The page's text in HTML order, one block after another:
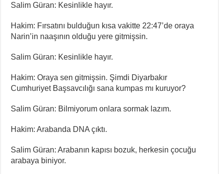
Salim Güran: Kesinlikle hayır.
Hakim: Fırsatını bulduğun kısa vakitte 22:47’de oraya
Narin’in naaşının olduğu yere gitmişsin.
Salim Güran: Kesinlikle hayır.
Hakim: Oraya sen gitmişsin. Şimdi Diyarbakır
Cumhuriyet Başsavcılığı sana kumpas mı kuruyor?
Salim Güran: Bilmiyorum onlara sormak lazım.
Hakim: Arabanda DNA çıktı.
Salim Güran: Arabanın kapısı bozuk, herkesin çocuğu
arabaya biniyor.